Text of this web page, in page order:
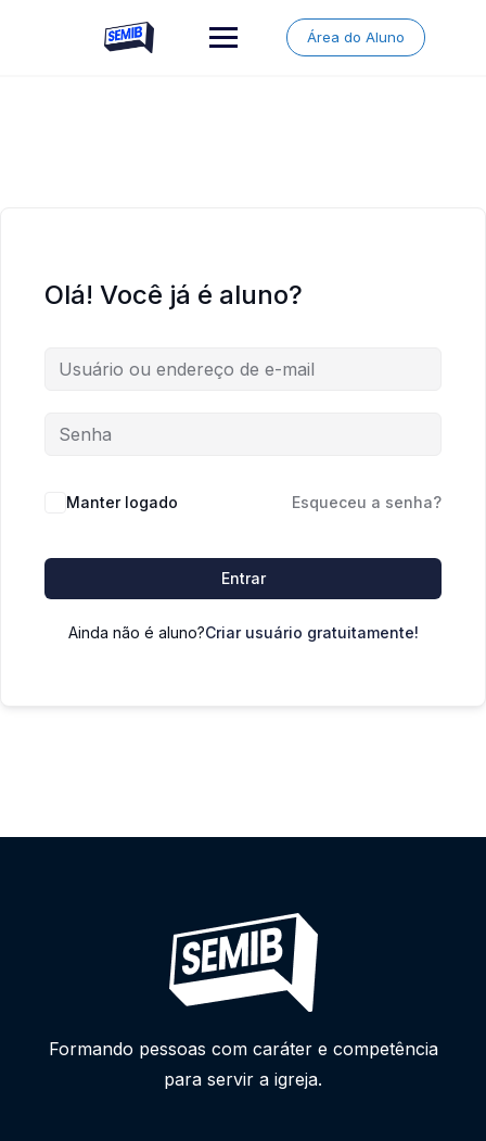
Área do Aluno
Olá! Você já é aluno?
Manter logado Esqueceu a senha?
Entrar
Ainda não é aluno?Criar usuário gratuitamente!
Formando pessoas com caráter e competência
para servir a igreja.